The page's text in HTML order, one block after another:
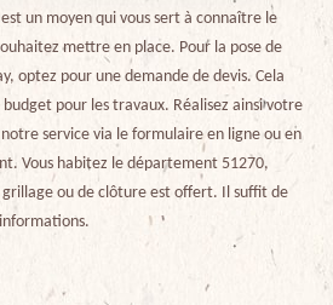
un moyen qui vous sert à connaître le
mettre en place. Pour la pose de
optez pour une demande de devis. Cela
pour les travaux. Réalisez ainsi votre
service via le formulaire en ligne ou en
Vous habitez le département 51270,
grillage ou de clôture est offert. Il suffit de